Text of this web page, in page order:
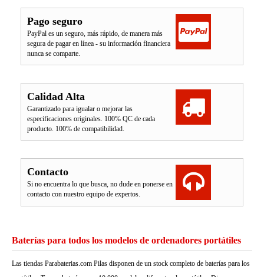
Pago seguro
PayPal es un seguro, más rápido, de manera más
segura de pagar en línea - su información financiera
nunca se comparte.
Calidad Alta
Garantizado para igualar o mejorar las
especificaciones originales. 100% QC de cada
producto. 100% de compatibilidad.
Contacto
Si no encuentra lo que busca, no dude en ponerse en
contacto con nuestro equipo de expertos.
Baterías para todos los modelos de ordenadores portátiles
Las tiendas Parabaterias.com Pilas disponen de un stock completo de baterías para los